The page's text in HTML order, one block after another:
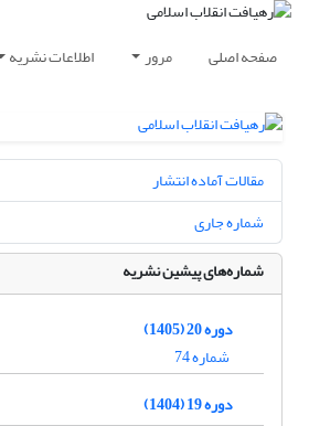
صفحه اصلی مرور اطلاعات نشریه
مقالات آماده انتشار
شماره جاری
شماره‌های پیشین نشریه
دوره 20 (1405)
شماره 74
دوره 19 (1404)